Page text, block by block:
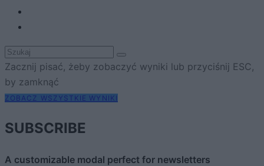
Zacznij pisać, żeby zobaczyć wyniki lub przyciśnij ESC,
by zamknąć
ZOBACZ WSZYSTKIE WYNIKI
SUBSCRIBE
A customizable modal perfect for newsletters